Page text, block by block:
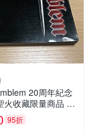
20周年紀念
火收藏限量商品 火
現版
95折